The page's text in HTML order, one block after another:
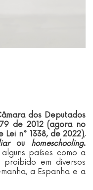
dos Deputados
de 2012 (agora no
n° 1338, de 2022),
ou homeschooling.
países como a
em diversos
a Espanha e a